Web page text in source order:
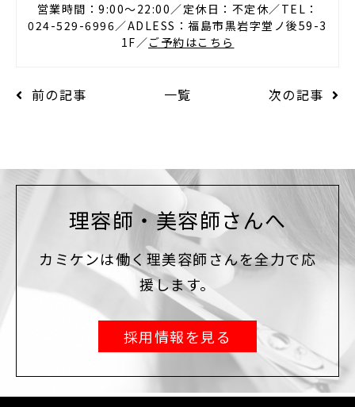
営業時間：9:00〜22:00／定休日：不定休／TEL：
024-529-6996／ADLESS：福島市黒岩字堂ノ後59-3
1F／ご予約はこちら
前の記事 一覧 次の記事
理容師・美容師さんへ
カミケンは働く理美容師さんを全力で応
援します。
採用情報を見る